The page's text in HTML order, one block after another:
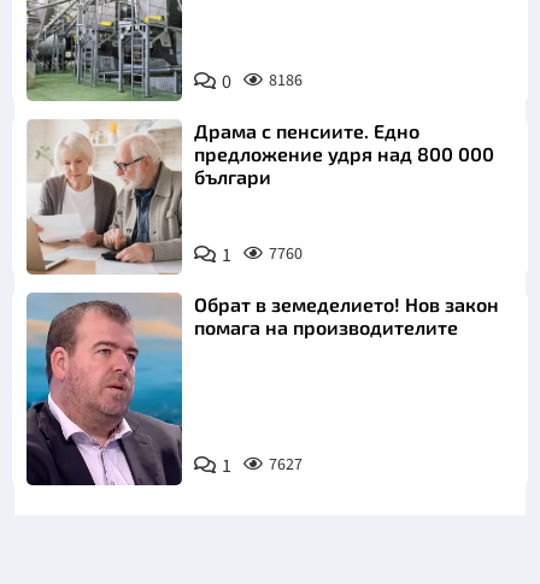
0 8186
Драма с пенсиите. Едно
предложение удря над 800 000
българи
1 7760
Снимка: бТВ
Обрат в земеделието! Нов закон
помага на производителите
1 7627